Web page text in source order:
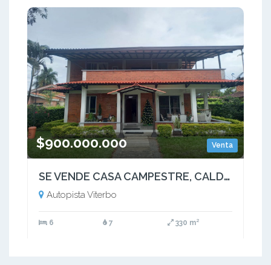
Venta
$900.000.000
SE VENDE CASA CAMPESTRE, CALDAS, VITERBO
Autopista Viterbo
6 7 330 m²